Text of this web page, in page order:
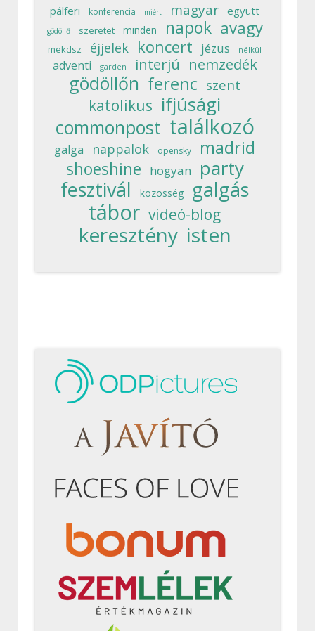
pálferi konferencia miért magyar együtt
gödöllő szeretet minden napok avagy
mekdsz éjjelek koncert jézus nélkül
adventi garden interjú nemzedék
gödöllőn ferenc szent
katolikus ifjúsági
commonpost találkozó
galga nappalok opensky madrid
shoeshine hogyan party
fesztivál közösség galgás
tábor videó-blog
keresztény isten